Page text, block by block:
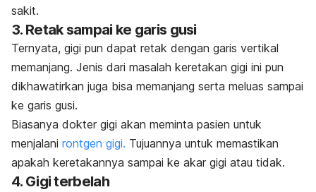
sakit.
3. Retak sampai ke garis gusi
Ternyata, gigi pun dapat retak dengan garis vertikal
memanjang. Jenis dari masalah keretakan gigi ini pun
dikhawatirkan juga bisa memanjang serta meluas sampai
ke garis gusi.
Biasanya dokter gigi akan meminta pasien untuk
menjalani rontgen gigi. Tujuannya untuk memastikan
apakah keretakannya sampai ke akar gigi atau tidak.
4. Gigi terbelah